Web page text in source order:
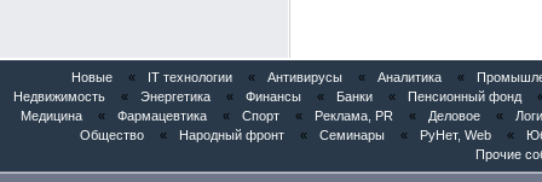
Новые « IT технологии « Антивирусы « Аналитика «
Недвижимость
« Энергетика « Финансы « Банки « Пенсионный фонд
Медицина
« Фармацевтика « Спорт « Реклама, PR « Деловое «
Общество
« Народный фронт « Семинары « РуНет, Web «
Прочие